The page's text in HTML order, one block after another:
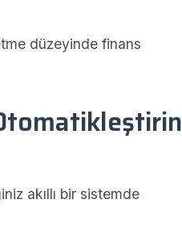
düzeyinde finans
akıllı bir sistemde